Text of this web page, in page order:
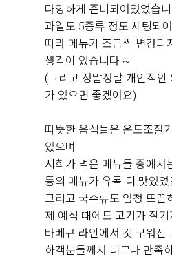
웨딩그룹위더스
직접 작성해주신
Real 후
김민철, 김서윤
영등포 위더스 웨딩홀 뷔페
로 만족도가 높았습니다. 가
너였는데, 대게와 새우, 홍합
한 회가 신선하게 준비되어
진열되어 있어 보기에도 좋
있어 식감이 좋았고 비린내
다양하게 준비되어있었습
과일도 5종류 정도 세팅되
따라 메뉴가 조금씩 변경되
생각이 있습니다 ~
(그리고 정말정말 개인적인
가 있으면 좋겠어요)
따뜻한 음식들은 온도조절
있으며
저희가 먹은 메뉴들 중에서
등의 메뉴가 유독 더 맛있
그리고 국수류도 엄청 뜨끈
제 예식 때에도 고기가 질
바베큐 라인에서 갓 구워진
하객분들께서 너무나 만족